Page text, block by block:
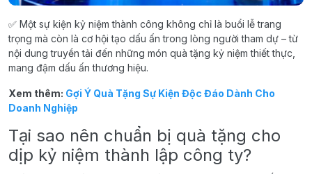
✅ Một sự kiện kỷ niệm thành công không chỉ là buổi lễ trang
trọng mà còn là cơ hội tạo dấu ấn trong lòng người tham dự – từ
nội dung truyền tải đến những món quà tặng kỷ niệm thiết thực,
mang đậm dấu ấn thương hiệu.
Xem thêm: Gợi Ý Quà Tặng Sự Kiện Độc Đáo Dành Cho
Doanh Nghiệp
Tại sao nên chuẩn bị quà tặng cho
dịp kỷ niệm thành lập công ty?